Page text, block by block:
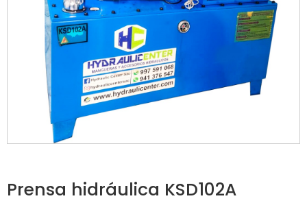
Prensa hidráulica KSD102A